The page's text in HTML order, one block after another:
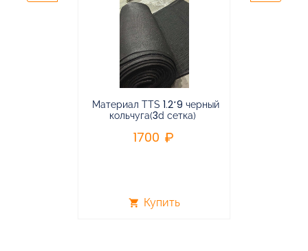
Материал TTS 1.2*9 черный
кольчуга(3d сетка)
1700
shopping_cart Купить